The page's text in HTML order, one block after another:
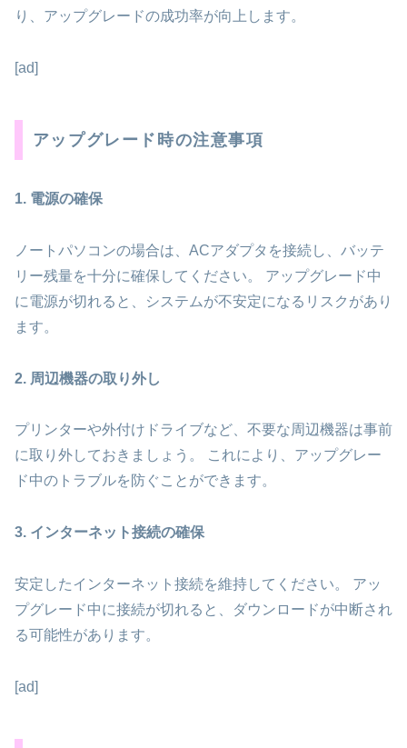
り、アップグレードの成功率が向上します。
[ad]
アップグレード時の注意事項
1. 電源の確保
ノートパソコンの場合は、ACアダプタを接続し、バッテ
リー残量を十分に確保してください。 アップグレード中
に電源が切れると、システムが不安定になるリスクがあり
ます。
2. 周辺機器の取り外し
プリンターや外付けドライブなど、不要な周辺機器は事前
に取り外しておきましょう。 これにより、アップグレー
ド中のトラブルを防ぐことができます。
3. インターネット接続の確保
安定したインターネット接続を維持してください。 アッ
プグレード中に接続が切れると、ダウンロードが中断され
る可能性があります。
[ad]